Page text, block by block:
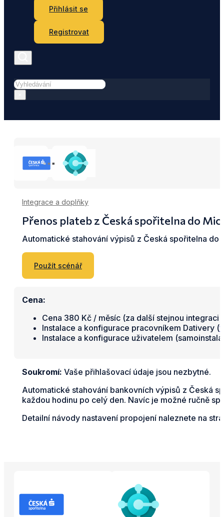
Přihlásit se
Registrovat
Hledat
Integrace a doplňky
Přenos plateb z Česká spořitelna do
Automatické stahování výpisů z Česká spořitelna do
Použít scénář
Cena:
Cena 380 Kč / měsíc (za další stejnou integraci
Instalace a konfigurace pracovníkem Dativery (
Instalace a konfigurace uživatelem
Soukromí: Vaše přihlašovací údaje jsou nezbytné.
Automatické stahování bankovních výpisů z Česká
každou hodinu po celý den. Navíc je možné ručně
Detailní návody nastavení propojení naleznete na
Propojené aplikace a služby